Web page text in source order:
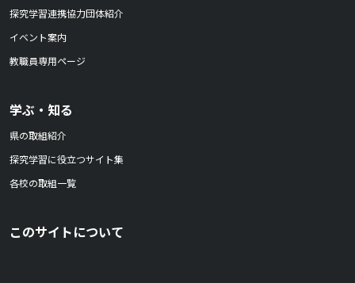
探究学習連携協力団体紹介
イベント案内
教職員専用ページ
学ぶ・知る
県の取組紹介
探究学習に役立つサイト集
各校の取組一覧
このサイトについて